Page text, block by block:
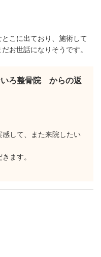
こに出ており、施術して
お世話になりそうです。
いろ整骨院 からの返
して、また来院したい
ます。